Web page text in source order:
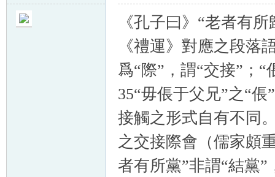
《孔子曰》“老者有
《禮運》對應之段落
爲“際”，謂“交接”；
35“毋倀于父兄”之“
接觸之形式自有不同
之交接際會（儒家頗
者有所黨”非謂“結黨